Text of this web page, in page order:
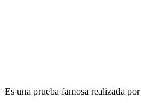
Es una prueba famosa realizada por